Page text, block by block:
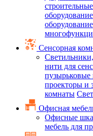
оборудование
оборудование
Сенсорная
нити для
проекторы и
комнаты
Офисная
Офисные
мебель для